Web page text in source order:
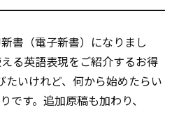
書（電子新書）になりまし
る英語表現をご紹介するお得
いけれど、何から始めたらい
です。追加原稿も加わり、